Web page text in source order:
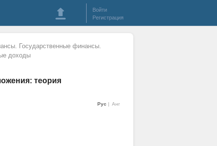
Войти
Регистрация
Государственные финансы.
доходы
теория
Рус Анг